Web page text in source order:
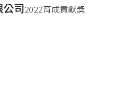
司2022育成貢獻獎